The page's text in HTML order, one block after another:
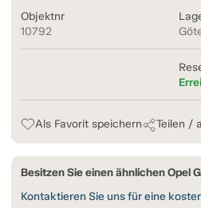
Objektnr
10792
Als Favorit speichern Teilen /
Besitzen Sie einen ähnlichen Opel
Kontaktieren Sie uns für eine